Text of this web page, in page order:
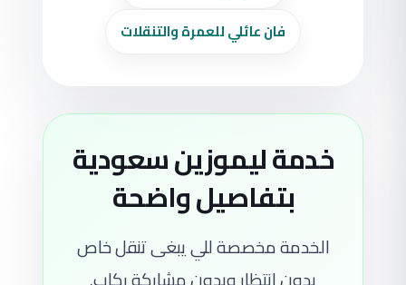
فان عائلي للعمرة والتنقلات
خدمة ليموزين سعودية
بتفاصيل واضحة
الخدمة مخصصة للي يبغى تنقل خاص